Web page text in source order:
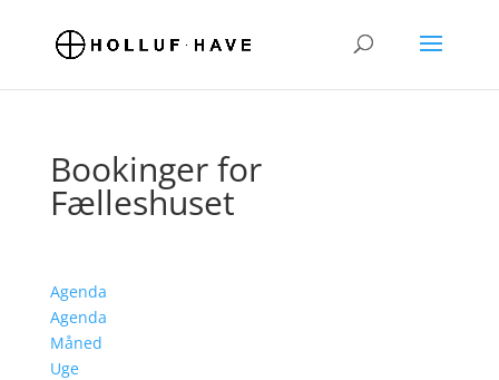
Bookinger for
Fælleshuset
Agenda
Agenda
Måned
Uge